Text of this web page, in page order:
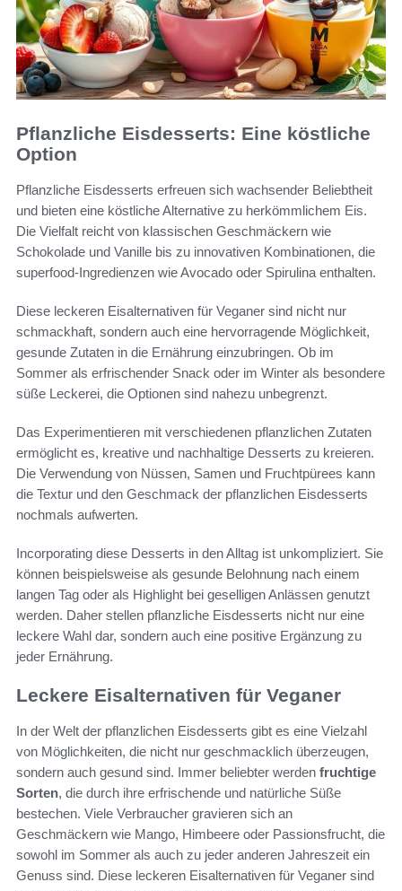
Pflanzliche Eisdesserts: Eine köstliche
Option
Pflanzliche Eisdesserts erfreuen sich wachsender Beliebtheit
und bieten eine köstliche Alternative zu herkömmlichem Eis.
Die Vielfalt reicht von klassischen Geschmäckern wie
Schokolade und Vanille bis zu innovativen Kombinationen, die
superfood-Ingredienzen wie Avocado oder Spirulina enthalten.
Diese leckeren Eisalternativen für Veganer sind nicht nur
schmackhaft, sondern auch eine hervorragende Möglichkeit,
gesunde Zutaten in die Ernährung einzubringen. Ob im
Sommer als erfrischender Snack oder im Winter als besondere
süße Leckerei, die Optionen sind nahezu unbegrenzt.
Das Experimentieren mit verschiedenen pflanzlichen Zutaten
ermöglicht es, kreative und nachhaltige Desserts zu kreieren.
Die Verwendung von Nüssen, Samen und Fruchtpürees kann
die Textur und den Geschmack der pflanzlichen Eisdesserts
nochmals aufwerten.
Incorporating diese Desserts in den Alltag ist unkompliziert. Sie
können beispielsweise als gesunde Belohnung nach einem
langen Tag oder als Highlight bei geselligen Anlässen genutzt
werden. Daher stellen pflanzliche Eisdesserts nicht nur eine
leckere Wahl dar, sondern auch eine positive Ergänzung zu
jeder Ernährung.
Leckere Eisalternativen für Veganer
In der Welt der pflanzlichen Eisdesserts gibt es eine Vielzahl
von Möglichkeiten, die nicht nur geschmacklich überzeugen,
sondern auch gesund sind. Immer beliebter werden fruchtige
Sorten, die durch ihre erfrischende und natürliche Süße
bestechen. Viele Verbraucher gravieren sich an
Geschmäckern wie Mango, Himbeere oder Passionsfrucht, die
sowohl im Sommer als auch zu jeder anderen Jahreszeit ein
Genuss sind. Diese leckeren Eisalternativen für Veganer sind